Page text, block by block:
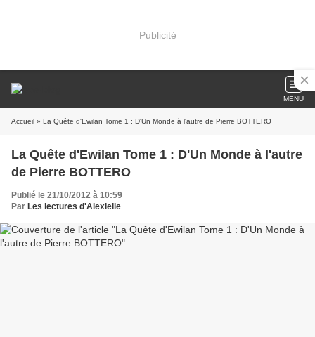
Publicité
MENU
Accueil » La Quête d'Ewilan Tome 1 : D'Un Monde à l'autre de Pierre BOTTERO
La Quête d'Ewilan Tome 1 : D'Un Monde à l'autre
de Pierre BOTTERO
Publié le 21/10/2012 à 10:59
Par Les lectures d'Alexielle